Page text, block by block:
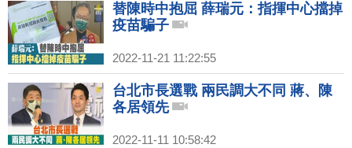
替陳時中抱屈 薛瑞元：指揮中心擋掉
疫苗騙子
2022-11-21 11:22:55
台北市長選戰 兩民調大不同 蔣、陳
各居領先
2022-11-11 10:58:42